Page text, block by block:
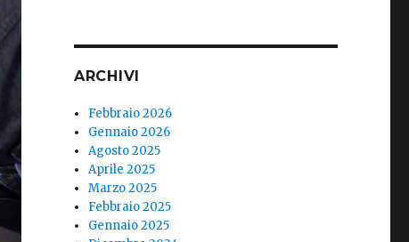
ARCHIVI
Febbraio 2026
Gennaio 2026
Agosto 2025
Aprile 2025
Marzo 2025
Febbraio 2025
Gennaio 2025